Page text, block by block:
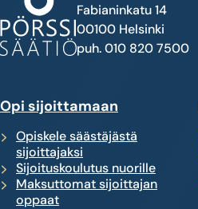
Fabianinkatu 14
00100 Helsinki
puh. 010 820 7500
Opi sijoittamaan
Opiskele säästäjästä
sijoittajaksi
Sijoituskoulutus nuorille
Maksuttomat sijoittajan
oppaat